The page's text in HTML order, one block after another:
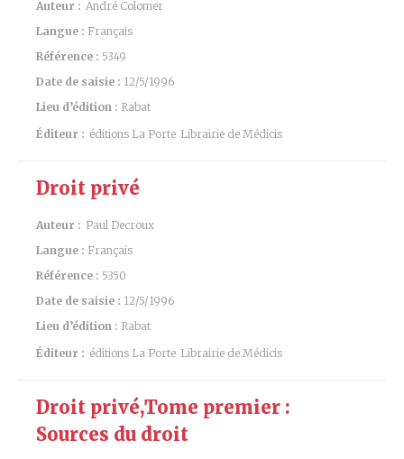
Auteur : André Colomer
Langue : Français
Référence : 5349
Date de saisie : 12/5/1996
Lieu d’édition : Rabat
Éditeur : éditions La Porte Librairie de Médicis
Droit privé
Auteur : Paul Decroux
Langue : Français
Référence : 5350
Date de saisie : 12/5/1996
Lieu d’édition : Rabat
Éditeur : éditions La Porte Librairie de Médicis
Droit privé,Tome premier :
Sources du droit